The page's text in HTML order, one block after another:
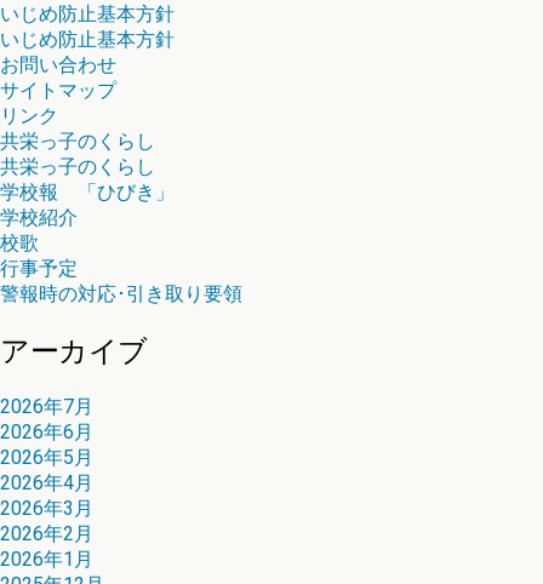
いじめ防止基本方針
いじめ防止基本方針
お問い合わせ
サイトマップ
リンク
共栄っ子のくらし
共栄っ子のくらし
学校報 「ひびき」
学校紹介
校歌
行事予定
警報時の対応･引き取り要領
アーカイブ
2026年7月
2026年6月
2026年5月
2026年4月
2026年3月
2026年2月
2026年1月